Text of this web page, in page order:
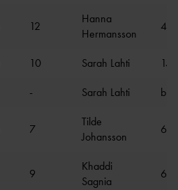
12
Hanna
Hermansson
10 Sarah Lahti
- Sarah Lahti bröt
7
Tilde
Johansson
9
Khaddi
Sagnia